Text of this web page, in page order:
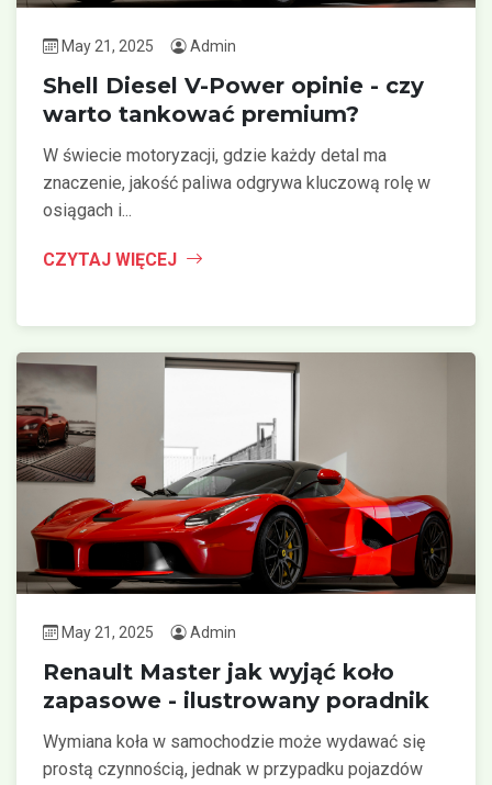
May 21, 2025 Admin
Shell Diesel V-Power opinie - czy
warto tankować premium?
W świecie motoryzacji, gdzie każdy detal ma
znaczenie, jakość paliwa odgrywa kluczową rolę w
osiągach i...
CZYTAJ WIĘCEJ
May 21, 2025 Admin
Renault Master jak wyjąć koło
zapasowe - ilustrowany poradnik
Wymiana koła w samochodzie może wydawać się
prostą czynnością, jednak w przypadku pojazdów